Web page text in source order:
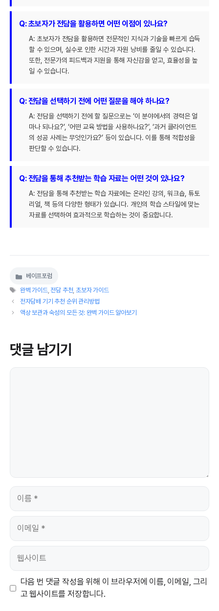
Q: 초보자가 전담을 활용하면 어떤 이점이 있나요?
A: 초보자가 전담을 활용하면 전문적인 지식과 기술을 빠르게 습득
할 수 있으며, 실수로 인한 시간과 자원 낭비를 줄일 수 있습니다.
또한, 전문가의 피드백과 지원을 통해 자신감을 얻고, 효율성을 높
일 수 있습니다.
Q: 전담을 선택하기 전에 어떤 질문을 해야 하나요?
A: 전담을 선택하기 전에 할 질문으로는 ‘이 분야에서의 경력은 얼
마나 되나요?’, ‘어떤 교육 방법을 사용하나요?’, ‘과거 클라이언트
의 성공 사례는 무엇인가요?’ 등이 있습니다. 이를 통해 적합성을
판단할 수 있습니다.
Q: 전담을 통해 추천받는 학습 자료는 어떤 것이 있나요?
A: 전담을 통해 추천받는 학습 자료에는 온라인 강의, 워크숍, 튜토
리얼, 책 등의 다양한 형태가 있습니다. 개인의 학습 스타일에 맞는
자료를 선택하여 효과적으로 학습하는 것이 중요합니다.
카
테
베이프포럼
태
그
완벽 가이드, 전담 추천 ,초보자 가이드
전자담배 기기 추천 순위 관리방법
액상 보관과 숙성의 모든 것: 완벽 가이드 알아보기
댓글 남기기
댓
이
이
일
웹
트
다음 번 댓글 작성을 위해 이 브라우저에 이름, 이메일, 그리
고 웹사이트를 저장합니다.